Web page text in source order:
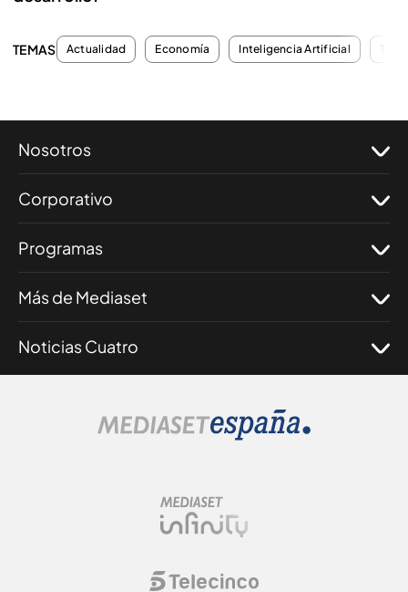
TEMAS Actualidad Economía Inteligencia Artificial
Nosotros
Corporativo
Programas
Más de Mediaset
Noticias Cuatro